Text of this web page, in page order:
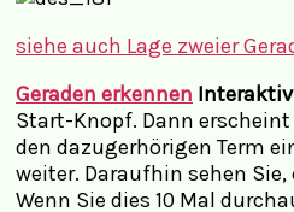
siehe auch Lage zweier
Geraden erkennen Interaktiv
Start-Knopf. Dann erscheint
den dazugerhörigen Term
weiter. Daraufhin sehen
Wenn Sie dies 10 Mal